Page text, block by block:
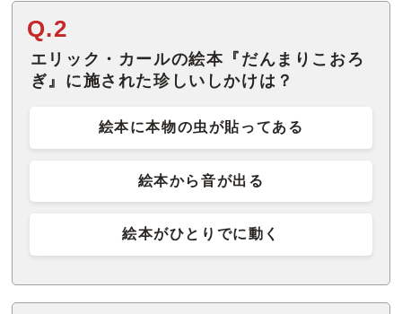
Q.2
エリック・カールの絵本『だんまりこおろ
ぎ』に施された珍しいしかけは？
絵本に本物の虫が貼ってある
絵本から音が出る
絵本がひとりでに動く